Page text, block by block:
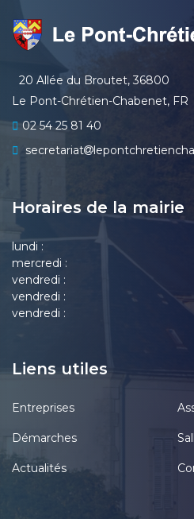
20 Allée du Broutet, 36800
Le Pont-Chrétien-Chabenet, FR
02 54 25 81 40
secretariat
Horaires de la mairie
lundi :
mercredi :
vendredi :
vendredi :
vendredi :
Liens utiles
Entreprises
Démarches
Actualités